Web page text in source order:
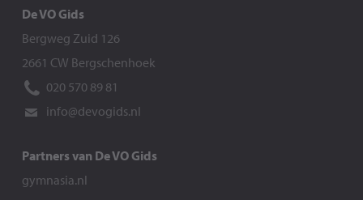
De VO Gids
Bergweg Zuid 126
2661 CW Bergschenhoek
020 570 89 81
info@devogids.nl
Partners van De VO Gids
gymnasia.nl